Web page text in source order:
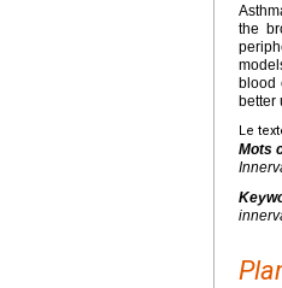
the
blood
better
Le
Mots